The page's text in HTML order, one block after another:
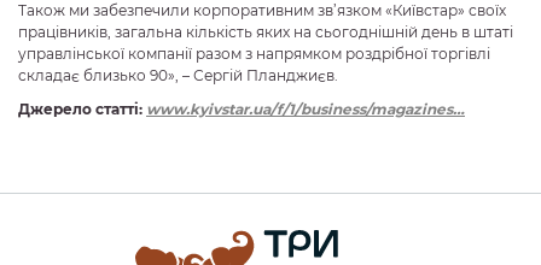
Також ми забезпечили корпоративним зв’язком «Київстар» своїх
працівників, загальна кількість яких на сьогоднішній день в штаті
управлінської компанії разом з напрямком роздрібної торгівлі
складає близько 90», – Сергій Планджиєв.
Джерело статті: www.kyivstar.ua/f/1/business/magazines…